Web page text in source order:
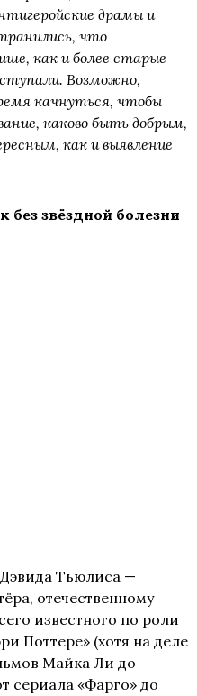
драмы и
что
как и более старые
Возможно,
качнуться, чтобы
каково быть добрым,
как и выявление
звёздной болезни
Тьюлиса —
отечественному
известного по роли
Поттере» (хотя на деле
Майка Ли до
сериала «Фарго» до